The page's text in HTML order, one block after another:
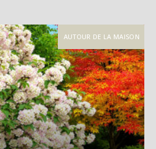
AUTOUR DE LA MAISON